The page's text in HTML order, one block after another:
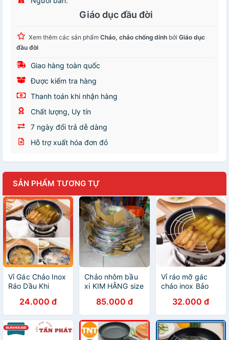
Giáo dục đầu đời
Xem thêm các sản phẩm Chảo, chảo chống dính bởi Giáo dục
đầu đời
Giao hàng toàn quốc
Được kiểm tra hàng
Thanh toán khi nhận hàng
Chất lượng, Uy tín
7 ngày đổi trả dễ dàng
Hỗ trợ xuất hóa đơn đỏ
SẢN PHẨM TƯƠNG TỰ
Vỉ Gác Chảo Inox
Ráo Dầu Khi
28-30cm)
24.000 đ
Chảo nhôm bầu
xi KIM HẰNG size
85.000 đ
Vỉ ráo mỡ gác
chảo inox Bảo
32.000 đ